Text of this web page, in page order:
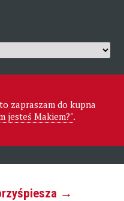
zapraszam do kupna
jesteś Makiem?".
→